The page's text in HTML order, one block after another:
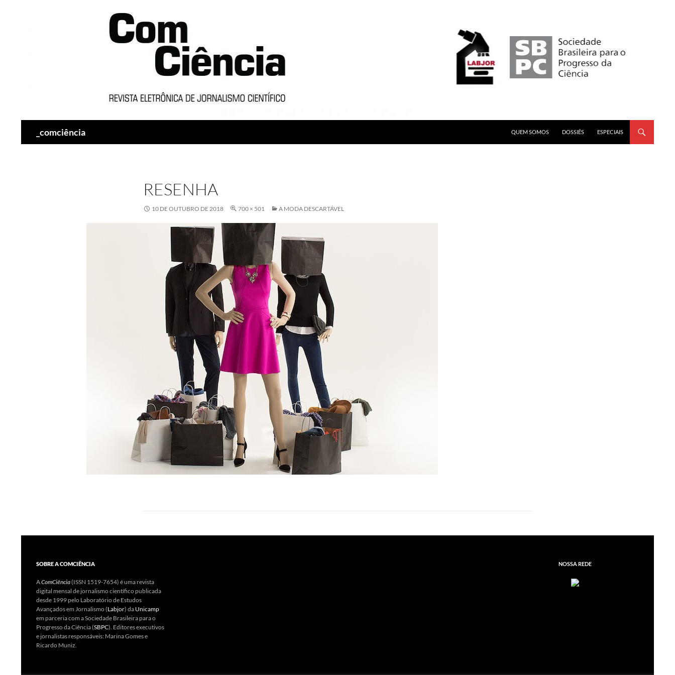
_comciência
QUEM SOMOS
DOSSIÊS ESPECIAIS
RESENHA
10 DE OUTUBRO DE 2018 700 × 501 A MODA DESCARTÁVEL
SOBRE A COMCIÊNCIA
AComCiência(ISSN 1519-7654) é uma revista
digital mensal de jornalismo científico publicada
desde 1999 pelo Laboratório de Estudos
Avançados em Jornalismo (Labjor) da Unicamp
em parceria com a Sociedade Brasileira para o
Progresso da Ciência (SBPC). Editores executivos
e jornalistas responsáveis: Marina Gomes e
Ricardo Muniz.
NOSSA REDE